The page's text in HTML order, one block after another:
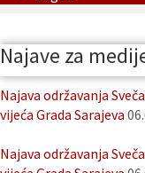
Najave za
Najava održavanja
vijeća Grada Sarajeva
Najava održavanja